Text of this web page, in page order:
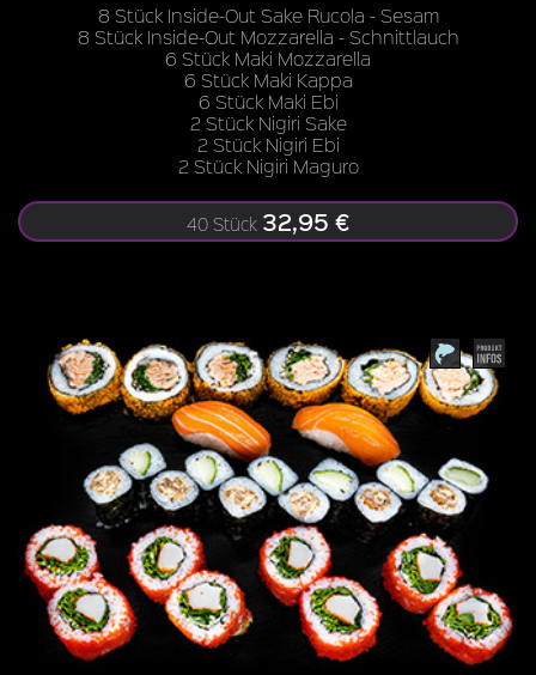
8 Stück Inside-Out Sake Rucola - Sesam
8 Stück Inside-Out Mozzarella - Schnittlauch
6 Stück Maki Mozzarella
6 Stück Maki Kappa
6 Stück Maki Ebi
2 Stück Nigiri Sake
2 Stück Nigiri Ebi
2 Stück Nigiri Maguro
40 Stück 32,95 €